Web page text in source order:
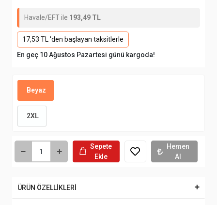
Havale/EFT ile 193,49 TL
17,53 TL 'den başlayan taksitlerle
En geç 10 Ağustos Pazartesi günü kargoda!
Beyaz
2XL
Sepete
Ekle
Hemen
Al
ÜRÜN ÖZELLİKLERİ